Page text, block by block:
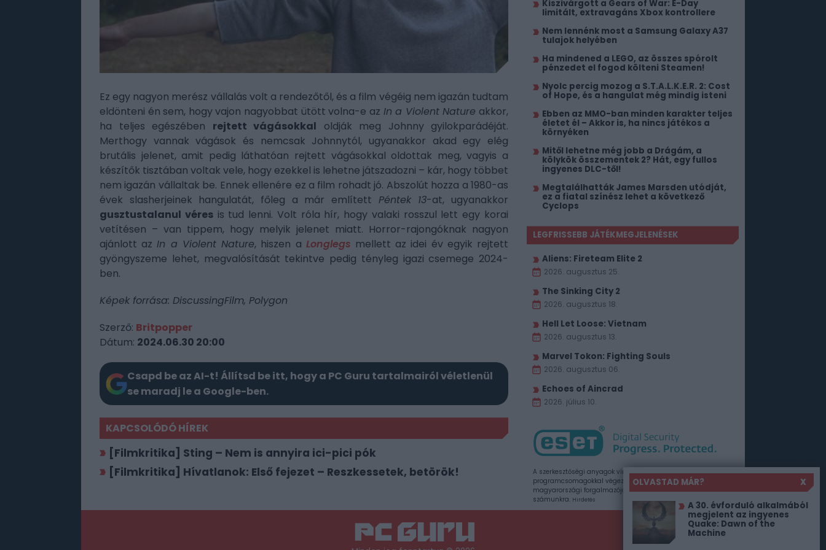
Ez egy nagyon merész vállalás volt a rendezőtől, és a film végéig nem igazán tudtam
eldönteni én sem, hogy vajon nagyobbat ütött volna-e az In a Violent Nature akkor,
ha teljes egészében rejtett vágásokkal oldják meg Johnny gyilokparádéját.
Merthogy vannak vágások és nemcsak Johnnytól, ugyanakkor akad egy elég
brutális jelenet, amit pedig láthatóan rejtett vágásokkal oldottak meg, vagyis a
készítők tisztában voltak vele, hogy ezekkel is lehetne játszadozni – kár, hogy többet
nem igazán vállaltak be. Ennek ellenére ez a film rohadt jó. Abszolút hozza a 1980-as
évek slasherjeinek hangulatát, főleg a már említett Péntek 13-at, ugyanakkor
gusztustalanul véresis tud lenni. Volt róla hír, hogy valaki rosszul lett egy korai
vetítésen – van tippem, hogy melyik jelenet miatt. Horror-rajongóknak nagyon
ajánlott azIn a Violent Nature, hiszen a Longlegs mellett az idei év egyik rejtett
gyöngyszeme lehet, megvalósítását tekintve pedig tényleg igazi csemege 2024-
ben.
Képek forrása: DiscussingFilm, Polygon
Szerző: Britpopper
Dátum: 2024.06.30 20:00
Csapd be az AI-t! Állítsd be itt, hogy a PC Guru tartalmairól véletlenül
se maradj le a Google-ben.
KAPCSOLÓDÓ HÍREK
[Filmkritika] Sting – Nem is annyira ici-pici pók
[Filmkritika] Hívatlanok: Első fejezet – Reszkessetek, betörök!
OLVASTAD MÁR?
X
A 30. évforduló alkalmából
megjelent az ingyenes
Quake: Dawn of the
Machine
Kiszivárgott a Gears of War: E-Day
limitált, extravagáns Xbox kontrollere
Nem lennénk most a Samsung Galaxy A37
tulajok helyében
Ha mindened a LEGO, az összes spórolt
pénzedet el fogod költeni Steamen!
Nyolc percig mozog a S.T.A.L.K.E.R. 2: Cost
of Hope, és a hangulat még mindig isteni
Ebben az MMO-ban minden karakter teljes
életet él – Akkor is, ha nincs játékos a
környéken
Mitől lehetne még jobb a Drágám, a
kölykök összementek 2? Hát, egy fullos
ingyenes DLC-től!
Megtalálhatták James Marsden utódját,
ez a fiatal színész lehet a következő
Cyclops
LEGFRISSEBB JÁTÉKMEGJELENÉSEK
Aliens: Fireteam Elite 2
2026. augusztus 25.
The Sinking City 2
2026. augusztus 18.
Hell Let Loose: Vietnam
2026. augusztus 13.
Marvel Tokon: Fighting Souls
2026. augusztus 06.
Echoes of Aincrad
2026. július 10.
A szerkesztőségi anyagok vírusellenőrzését az ESET
programcsomagokkal végezzük, amelyet a szoftver
magyarországi forgalmazója, a Sicontact Kft. biztosít
számunkra. Hirdetés